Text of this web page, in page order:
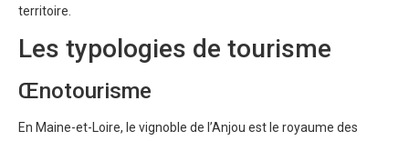
territoire.
Les typologies de tourisme
Œnotourisme
En Maine-et-Loire, le vignoble de l’Anjou est le royaume des